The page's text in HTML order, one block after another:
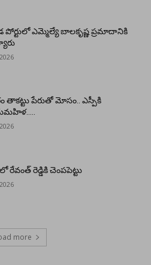
ఎమ్మెల్యే బాలకృష్ణ ప్రమాదానికి
తాకట్టు పేరుతో మోసం.. ఎస్పీకి
రేవంత్ రెడ్డికి చెంపపెట్టు
more